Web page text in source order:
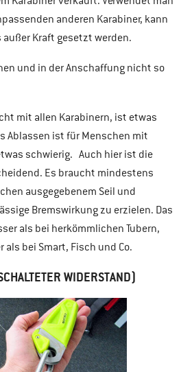
anderen Karabiner, kann
Kraft gesetzt werden.
und in der Anschaffung nicht so
mit allen Karabinern, ist etwas
Ablassen ist für Menschen mit
schwierig. Auch hier ist die
Es braucht mindestens
ausgegebenem Seil und
Bremswirkung zu erzielen. Das
als bei herkömmlichen Tubern,
bei Smart, Fisch und Co.
WIDERSTAND)